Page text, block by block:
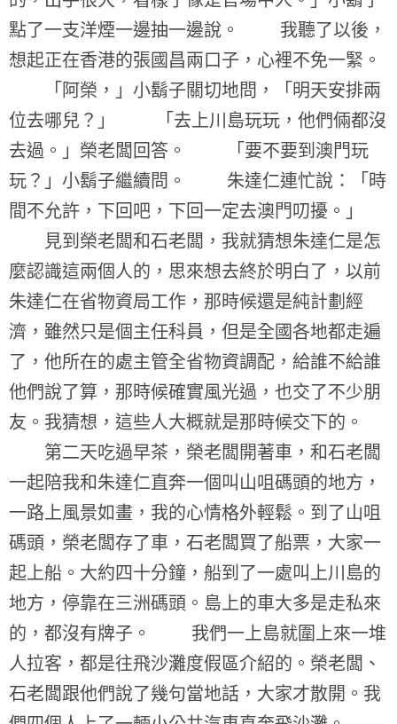
點了一支洋煙一邊抽一邊說。 我聽了以後，
想起正在香港的張國昌兩口子，心裡不免一緊。
「阿榮，」小鬍子關切地問，「明天安排兩
位去哪兒？」 「去上川島玩玩，他們倆都沒
去過。」榮老闆回答。 「要不要到澳門玩
玩？」小鬍子繼續問。 朱達仁連忙說：「時
間不允許，下回吧，下回一定去澳門叨擾。」
見到榮老闆和石老闆，我就猜想朱達仁是怎
麼認識這兩個人的，思來想去終於明白了，以前
朱達仁在省物資局工作，那時候還是純計劃經
濟，雖然只是個主任科員，但是全國各地都走遍
了，他所在的處主管全省物資調配，給誰不給誰
他們說了算，那時候確實風光過，也交了不少朋
友。我猜想，這些人大概就是那時候交下的。
第二天吃過早茶，榮老闆開著車，和石老闆
一起陪我和朱達仁直奔一個叫山咀碼頭的地方，
一路上風景如畫，我的心情格外輕鬆。到了山咀
碼頭，榮老闆存了車，石老闆買了船票，大家一
起上船。大約四十分鐘，船到了一處叫上川島的
地方，停靠在三洲碼頭。島上的車大多是走私來
的，都沒有牌子。 我們一上島就圍上來一堆
人拉客，都是往飛沙灘度假區介紹的。榮老闆、
石老闆跟他們說了幾句當地話，大家才散開。我